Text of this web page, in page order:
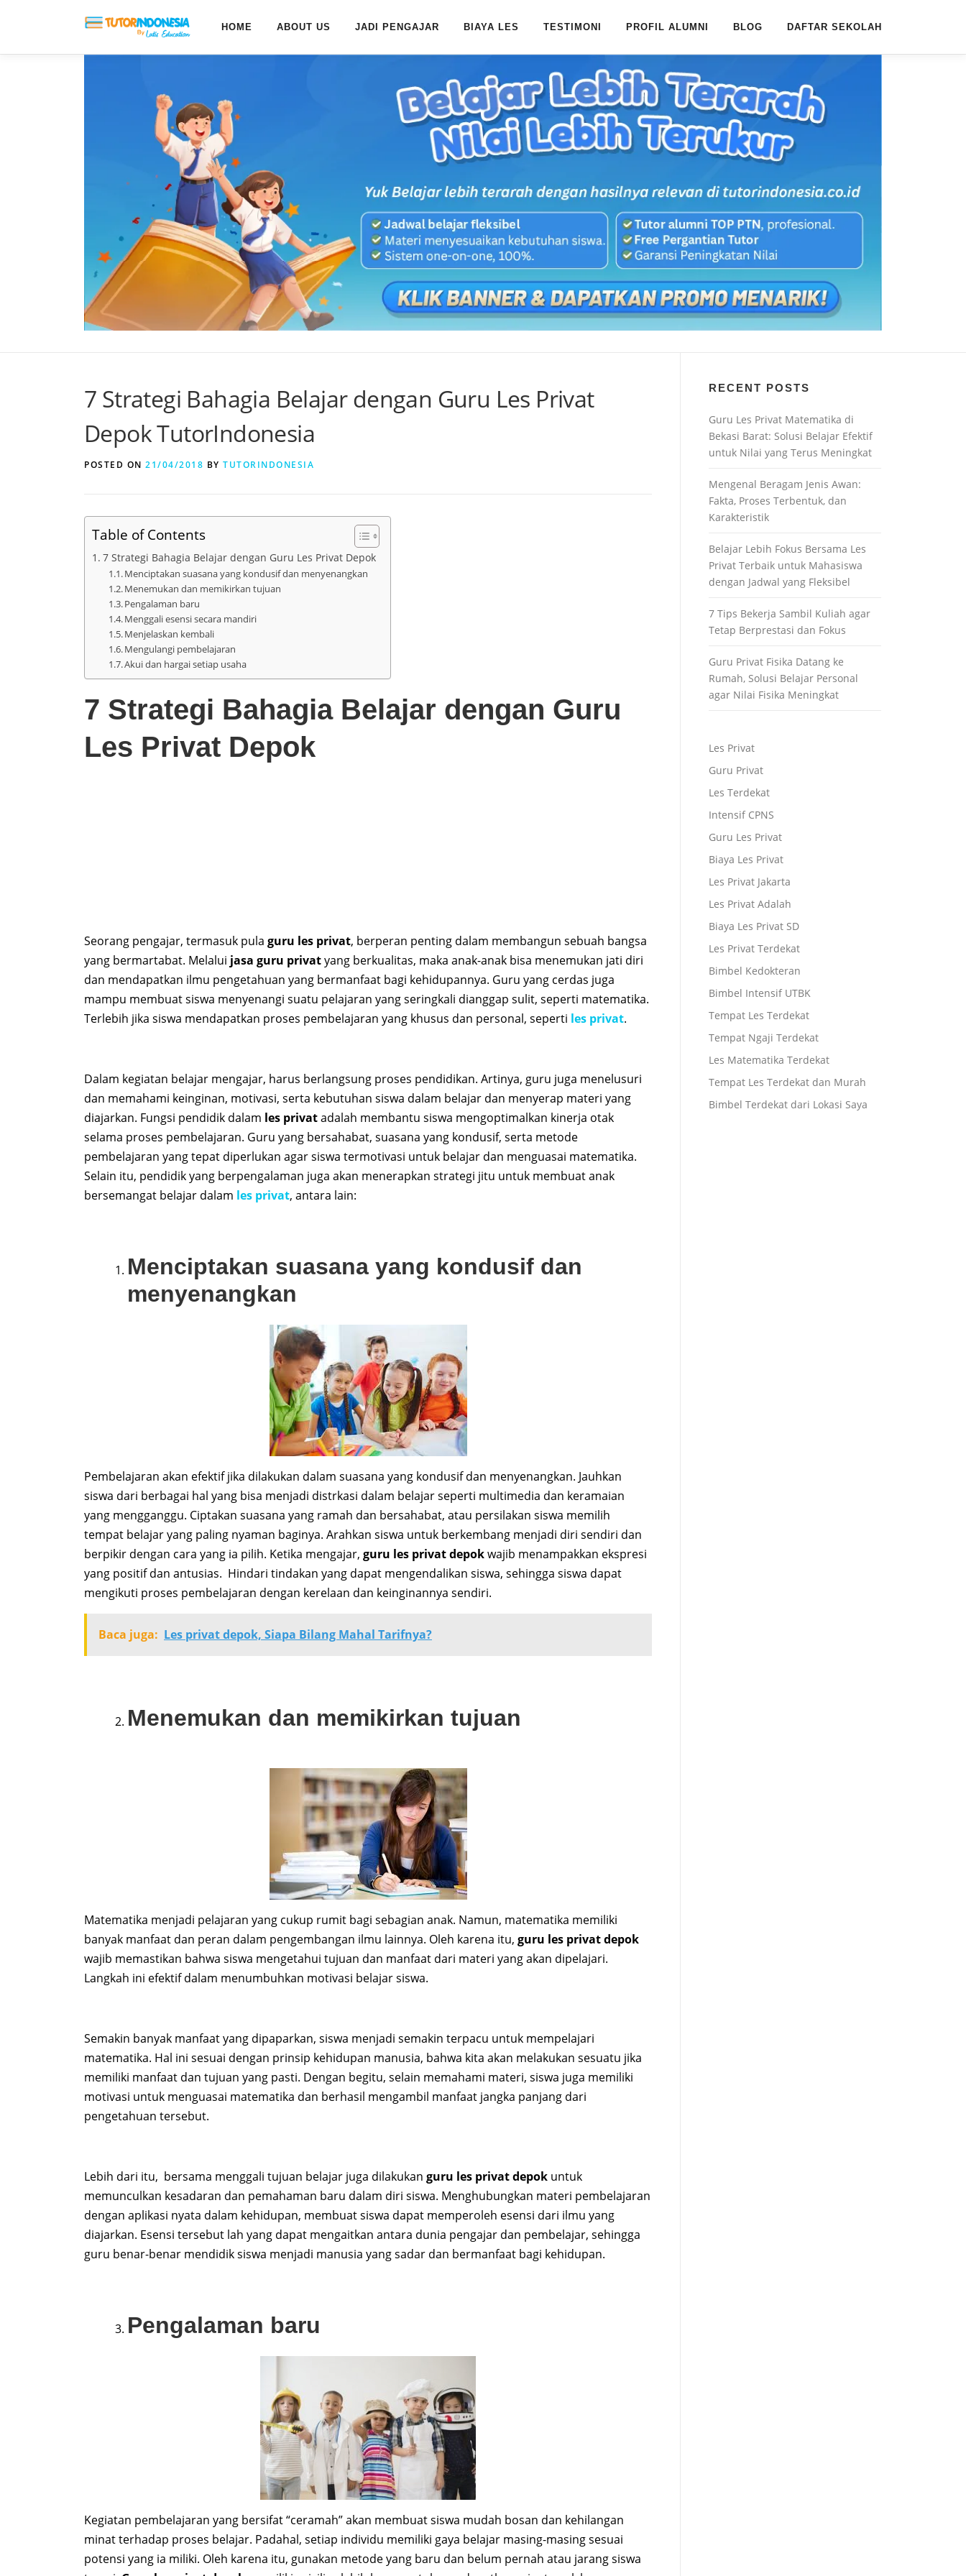
HOME ABOUT US JADI PENGAJAR BIAYA LES TESTIMONI PROFIL ALUMNI BLOG DAFTAR SEKOLAH
7 Strategi Bahagia Belajar dengan Guru Les Privat
Depok TutorIndonesia
POSTED ON 21/04/2018 BY TUTORINDONESIA
Table of Contents
7 Strategi Bahagia Belajar dengan Guru Les Privat Depok
Menciptakan suasana yang kondusif dan menyenangkan
Menemukan dan memikirkan tujuan
Pengalaman baru
Menggali esensi secara mandiri
Menjelaskan kembali
Mengulangi pembelajaran
Akui dan hargai setiap usaha
7 Strategi Bahagia Belajar dengan Guru
Les Privat Depok
Seorang pengajar, termasuk pula guru les privat, berperan penting dalam membangun sebuah bangsa
yang bermartabat. Melalui jasa guru privatyang berkualitas, maka anak-anak bisa menemukan jati diri
dan mendapatkan ilmu pengetahuan yang bermanfaat bagi kehidupannya. Guru yang cerdas juga
mampu membuat siswa menyenangi suatu pelajaran yang seringkali dianggap sulit, seperti matematika.
Terlebih jika siswa mendapatkan proses pembelajaran yang khusus dan personal, seperti les privat.
Dalam kegiatan belajar mengajar, harus berlangsung proses pendidikan. Artinya, guru juga menelusuri
dan memahami keinginan, motivasi, serta kebutuhan siswa dalam belajar dan menyerap materi yang
diajarkan. Fungsi pendidik dalam les privatadalah membantu siswa mengoptimalkan kinerja otak
selama proses pembelajaran. Guru yang bersahabat, suasana yang kondusif, serta metode
pembelajaran yang tepat diperlukan agar siswa termotivasi untuk belajar dan menguasai matematika.
Selain itu, pendidik yang berpengalaman juga akan menerapkan strategi jitu untuk membuat anak
bersemangat belajar dalam les privat, antara lain:
Menciptakan suasana yang kondusif dan
menyenangkan
Pembelajaran akan efektif jika dilakukan dalam suasana yang kondusif dan menyenangkan. Jauhkan
siswa dari berbagai hal yang bisa menjadi distrkasi dalam belajar seperti multimedia dan keramaian
yang mengganggu. Ciptakan suasana yang ramah dan bersahabat, atau persilakan siswa memilih
tempat belajar yang paling nyaman baginya. Arahkan siswa untuk berkembang menjadi diri sendiri dan
berpikir dengan cara yang ia pilih. Ketika mengajar, guru les privat depokwajib menampakkan ekspresi
yang positif dan antusias. Hindari tindakan yang dapat mengendalikan siswa, sehingga siswa dapat
mengikuti proses pembelajaran dengan kerelaan dan keinginannya sendiri.
Baca juga: Les privat depok, Siapa Bilang Mahal Tarifnya?
Menemukan dan memikirkan tujuan
Matematika menjadi pelajaran yang cukup rumit bagi sebagian anak. Namun, matematika memiliki
banyak manfaat dan peran dalam pengembangan ilmu lainnya. Oleh karena itu, guru les privat depok
wajib memastikan bahwa siswa mengetahui tujuan dan manfaat dari materi yang akan dipelajari.
Langkah ini efektif dalam menumbuhkan motivasi belajar siswa.
Semakin banyak manfaat yang dipaparkan, siswa menjadi semakin terpacu untuk mempelajari
matematika. Hal ini sesuai dengan prinsip kehidupan manusia, bahwa kita akan melakukan sesuatu jika
memiliki manfaat dan tujuan yang pasti. Dengan begitu, selain memahami materi, siswa juga memiliki
motivasi untuk menguasai matematika dan berhasil mengambil manfaat jangka panjang dari
pengetahuan tersebut.
Lebih dari itu, bersama menggali tujuan belajar juga dilakukan guru les privat depok untuk
memunculkan kesadaran dan pemahaman baru dalam diri siswa. Menghubungkan materi pembelajaran
dengan aplikasi nyata dalam kehidupan, membuat siswa dapat memperoleh esensi dari ilmu yang
diajarkan. Esensi tersebut lah yang dapat mengaitkan antara dunia pengajar dan pembelajar, sehingga
guru benar-benar mendidik siswa menjadi manusia yang sadar dan bermanfaat bagi kehidupan.
Pengalaman baru
Kegiatan pembelajaran yang bersifat “ceramah” akan membuat siswa mudah bosan dan kehilangan
minat terhadap proses belajar. Padahal, setiap individu memiliki gaya belajar masing-masing sesuai
potensi yang ia miliki. Oleh karena itu, gunakan metode yang baru dan belum pernah atau jarang siswa
RECENT POSTS
Guru Les Privat Matematika di
Bekasi Barat: Solusi Belajar Efektif
untuk Nilai yang Terus Meningkat
Mengenal Beragam Jenis Awan:
Fakta, Proses Terbentuk, dan
Karakteristik
Belajar Lebih Fokus Bersama Les
Privat Terbaik untuk Mahasiswa
dengan Jadwal yang Fleksibel
7 Tips Bekerja Sambil Kuliah agar
Tetap Berprestasi dan Fokus
Guru Privat Fisika Datang ke
Rumah, Solusi Belajar Personal
agar Nilai Fisika Meningkat
Les Privat
Guru Privat
Les Terdekat
Intensif CPNS
Guru Les Privat
Biaya Les Privat
Les Privat Jakarta
Les Privat Adalah
Biaya Les Privat SD
Les Privat Terdekat
Bimbel Kedokteran
Bimbel Intensif UTBK
Tempat Les Terdekat
Tempat Ngaji Terdekat
Les Matematika Terdekat
Tempat Les Terdekat dan Murah
Bimbel Terdekat dari Lokasi Saya